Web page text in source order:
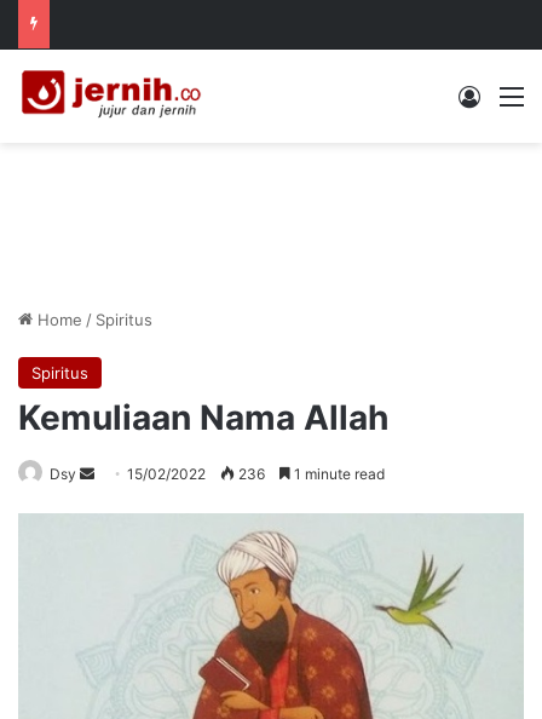
Log In
Home / Spiritus
Spiritus
Kemuliaan Nama Allah
Dsy
Send15/02/2022 236 1 minute read